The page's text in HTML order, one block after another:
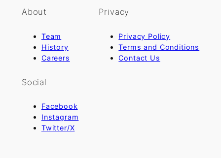
About
Team
History
Careers
Privacy
Privacy Policy
Terms and Conditions
Contact Us
Social
Facebook
Instagram
Twitter/X